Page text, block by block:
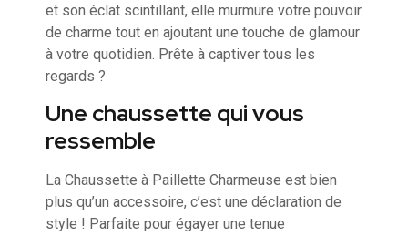
et son éclat scintillant, elle murmure votre pouvoir
de charme tout en ajoutant une touche de glamour
à votre quotidien. Prête à captiver tous les
regards ?
Une chaussette qui vous
ressemble
La Chaussette à Paillette Charmeuse est bien
plus qu’un accessoire, c’est une déclaration de
style ! Parfaite pour égayer une tenue